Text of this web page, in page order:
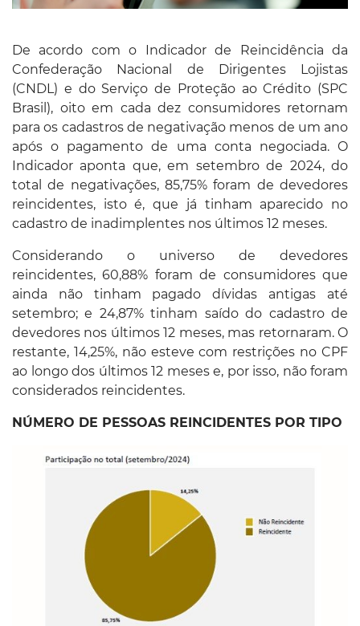
De acordo com o Indicador de Reincidência da
Confederação Nacional de Dirigentes Lojistas
(CNDL) e do Serviço de Proteção ao Crédito (SPC
Brasil), oito em cada dez consumidores retornam
para os cadastros de negativação menos de um ano
após o pagamento de uma conta negociada. O
Indicador aponta que, em setembro de 2024, do
total de negativações, 85,75% foram de devedores
reincidentes, isto é, que já tinham aparecido no
cadastro de inadimplentes nos últimos 12 meses.
Considerando o universo de devedores
reincidentes, 60,88% foram de consumidores que
ainda não tinham pagado dívidas antigas até
setembro; e 24,87% tinham saído do cadastro de
devedores nos últimos 12 meses, mas retornaram. O
restante, 14,25%, não esteve com restrições no CPF
ao longo dos últimos 12 meses e, por isso, não foram
considerados reincidentes.
NÚMERO DE PESSOAS REINCIDENTES POR TIPO